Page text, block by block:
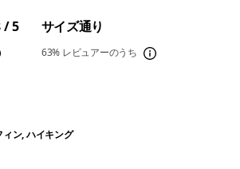
/ 5 サイズ通り
63% レビュアーのうち
ン, ハイキング